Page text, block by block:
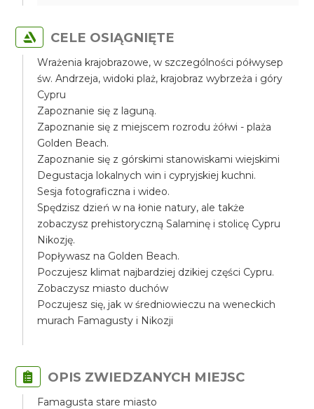
CELE OSIĄGNIĘTE
Wrażenia krajobrazowe, w szczególności półwysep
św. Andrzeja, widoki plaż, krajobraz wybrzeża i góry
Cypru
Zapoznanie się z laguną.
Zapoznanie się z miejscem rozrodu żółwi - plaża
Golden Beach.
Zapoznanie się z górskimi stanowiskami wiejskimi
Degustacja lokalnych win i cypryjskiej kuchni.
Sesja fotograficzna i wideo.
Spędzisz dzień w na łonie natury, ale także
zobaczysz prehistoryczną Salaminę i stolicę Cypru
Nikozję.
Popływasz na Golden Beach.
Poczujesz klimat najbardziej dzikiej części Cypru.
Zobaczysz miasto duchów
Poczujesz się, jak w średniowieczu na weneckich
murach Famagusty i Nikozji
OPIS ZWIEDZANYCH MIEJSC
Famagusta stare miasto